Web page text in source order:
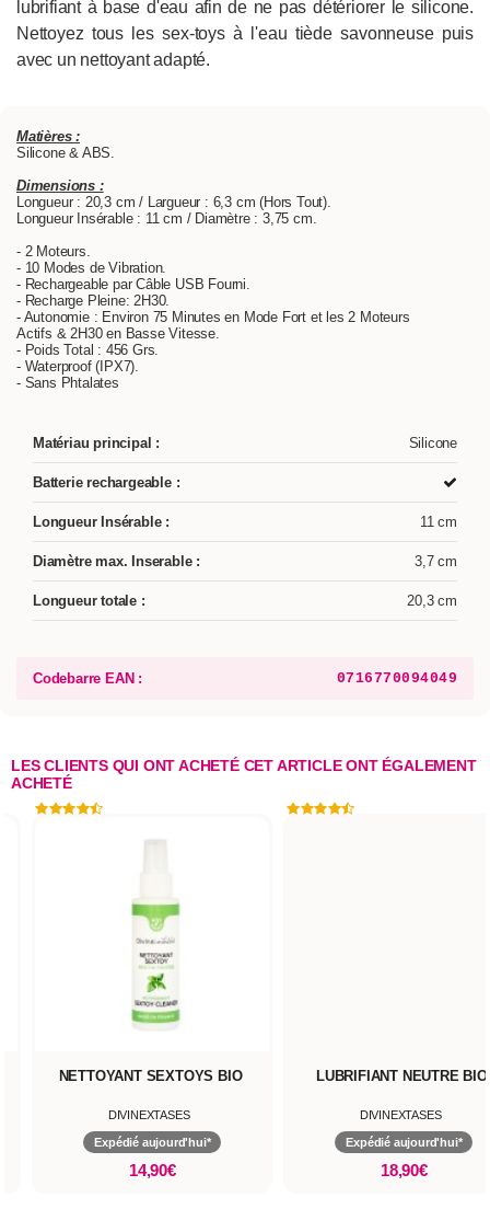
lubrifiant à base d'eau afin de ne pas détériorer le silicone.
Nettoyez tous les sex-toys à l'eau tiède savonneuse puis
avec un nettoyant adapté.
Matières :
Silicone & ABS.
Dimensions :
Longueur : 20,3 cm / Largueur : 6,3 cm (Hors Tout).
Longueur Insérable : 11 cm / Diamètre : 3,75 cm.
- 2 Moteurs.
- 10 Modes de Vibration.
- Rechargeable par Câble USB Fourni.
- Recharge Pleine: 2H30.
- Autonomie : Environ 75 Minutes en Mode Fort et les 2 Moteurs
Actifs & 2H30 en Basse Vitesse.
- Poids Total : 456 Grs.
- Waterproof (IPX7).
- Sans Phtalates
Matériau principal : Silicone
Batterie rechargeable :
Longueur Insérable : 11 cm
Diamètre max. Inserable : 3,7 cm
Longueur totale : 20,3 cm
Codebarre EAN : 0716770094049
LES CLIENTS QUI ONT ACHETÉ CET ARTICLE ONT ÉGALEMENT
ACHETÉ
NETTOYANT SEXTOYS BIO
DIVINEXTASES
Expédié aujourd'hui*
14,90€
LUBRIFIANT NEUTRE BIO
DIVINEXTASES
Expédié aujourd'hui*
18,90€